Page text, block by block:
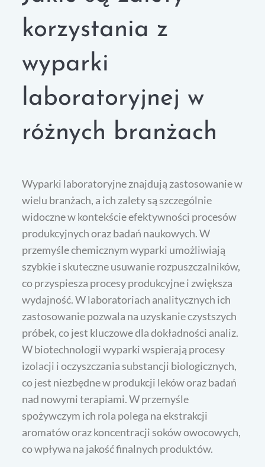
korzystania z
wyparki
laboratoryjnej w
różnych branżach
Wyparki laboratoryjne znajdują zastosowanie w
wielu branżach, a ich zalety są szczególnie
widoczne w kontekście efektywności procesów
produkcyjnych oraz badań naukowych. W
przemyśle chemicznym wyparki umożliwiają
szybkie i skuteczne usuwanie rozpuszczalników,
co przyspiesza procesy produkcyjne i zwiększa
wydajność. W laboratoriach analitycznych ich
zastosowanie pozwala na uzyskanie czystszych
próbek, co jest kluczowe dla dokładności analiz.
W biotechnologii wyparki wspierają procesy
izolacji i oczyszczania substancji biologicznych,
co jest niezbędne w produkcji leków oraz badań
nad nowymi terapiami. W przemyśle
spożywczym ich rola polega na ekstrakcji
aromatów oraz koncentracji soków owocowych,
co wpływa na jakość finalnych produktów.